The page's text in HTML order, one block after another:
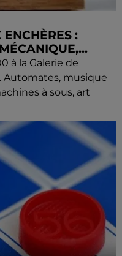
:
à la Galerie de
Automates, musique
à sous, art